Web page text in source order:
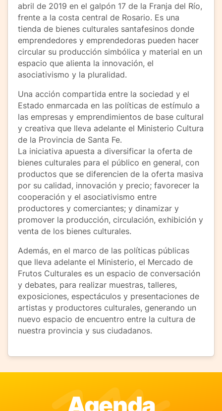
abril de 2019 en el galpón 17 de la Franja del Río,
frente a la costa central de Rosario. Es una
tienda de bienes culturales santafesinos donde
emprendedores y emprendedoras pueden hacer
circular su producción simbólica y material en un
espacio que alienta la innovación, el
asociativismo y la pluralidad.
Una acción compartida entre la sociedad y el
Estado enmarcada en las políticas de estímulo a
las empresas y emprendimientos de base cultural
y creativa que lleva adelante el Ministerio Cultura
de la Provincia de Santa Fe.
La iniciativa apuesta a diversificar la oferta de
bienes culturales para el público en general, con
productos que se diferencien de la oferta masiva
por su calidad, innovación y precio; favorecer la
cooperación y el asociativismo entre
productores y comerciantes; y dinamizar y
promover la producción, circulación, exhibición y
venta de los bienes culturales.
Además, en el marco de las políticas públicas
que lleva adelante el Ministerio, el Mercado de
Frutos Culturales es un espacio de conversación
y debates, para realizar muestras, talleres,
exposiciones, espectáculos y presentaciones de
artistas y productores culturales, generando un
nuevo espacio de encuentro entre la cultura de
nuestra provincia y sus ciudadanos.